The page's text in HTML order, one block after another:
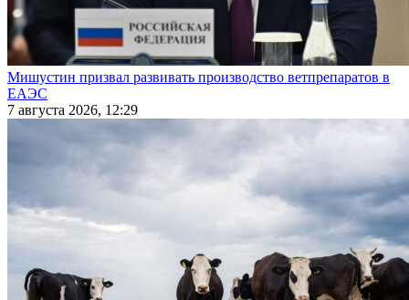
Мишустин призвал развивать производство ветпрепаратов в
ЕАЭС
7 августа 2026, 12:29